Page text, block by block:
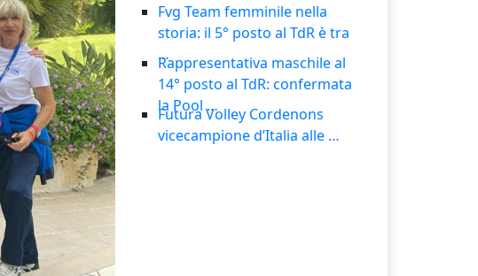
Fvg Team femminile nella
storia: il 5° posto al TdR è tra
…
Rappresentativa maschile al
14° posto al TdR: confermata
la Pool …
Futura Volley Cordenons
vicecampione d’Italia alle …